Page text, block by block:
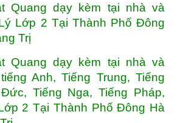
Quang dạy kèm tại nhà và
Lớp 2 Tại Thành Phố Đông
Trị
Quang dạy kèm tại nhà và
Anh, Tiếng Trung, Tiếng
Tiếng Nga, Tiếng Pháp,
2 Tại Thành Phố Đông Hà